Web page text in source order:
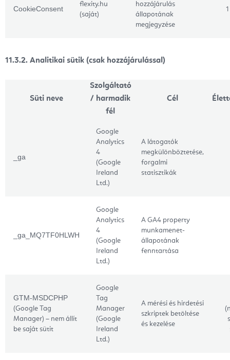
CookieConsent
flexity.hu
(saját)
hozzájárulás
állapotának
megjegyzése
11.3.2. Analitikai sütik (csak hozzájárulással)
Süti neve
Szolgáltató
/ harmadik
fél
Cél
_ga
Google
Analytics
4
(Google
Ireland
Ltd.)
A látogatók
megkülönböztetése,
forgalmi
statisztikák
_ga_MQ7TF0HLWH
Google
Analytics
4
(Google
Ireland
Ltd.)
A GA4 property
munkamenet-
állapotának
fenntartása
GTM-MSDCPHP
(Google Tag
Manager) – nem állít
be saját sütit
Google
Tag
Manager
(Google
Ireland
Ltd.)
A mérési és hirdetési
szkriptek betöltése
és kezelése